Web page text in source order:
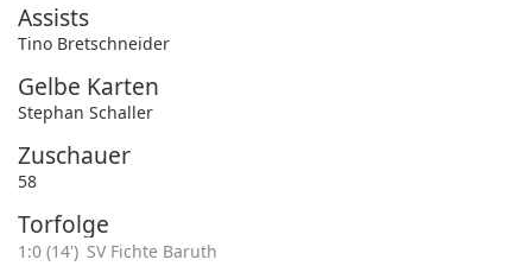
Assists
Tino Bretschneider
Gelbe Karten
Stephan Schaller
Zuschauer
58
Torfolge
1:0 (14') SV Fichte Baruth